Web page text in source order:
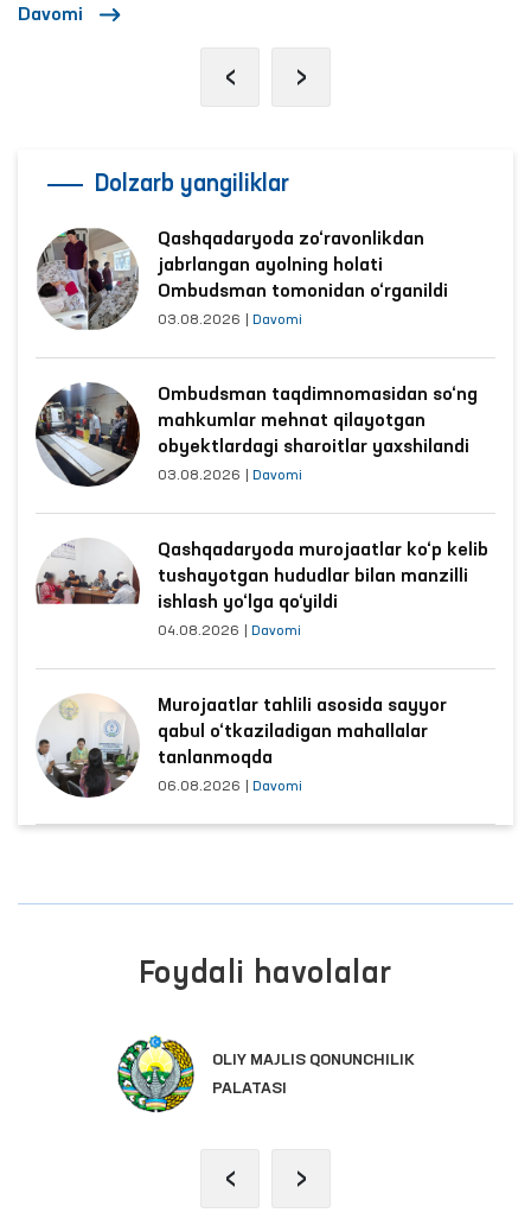
Davomi
‹ ›
Dolzarb yangiliklar
Qashqadaryoda zo‘ravonlikdan
jabrlangan ayolning holati
Ombudsman tomonidan o‘rganildi
03.08.2026 Davomi
Ombudsman taqdimnomasidan so‘ng
mahkumlar mehnat qilayotgan
obyektlardagi sharoitlar yaxshilandi
03.08.2026 Davomi
Qashqadaryoda murojaatlar ko‘p kelib
tushayotgan hududlar bilan manzilli
ishlash yo‘lga qo‘yildi
04.08.2026 Davomi
Murojaatlar tahlili asosida sayyor
qabul o‘tkaziladigan mahallalar
tanlanmoqda
06.08.2026 Davomi
Foydali havolalar
OLIY MAJLIS QONUNCHILIK
PALATASI
‹ ›